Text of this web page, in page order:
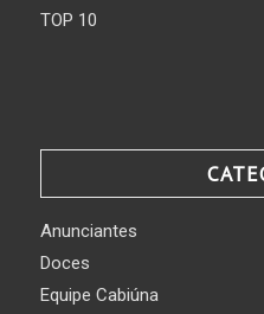
TOP 10
Anunciantes
Doces
Equipe Cabiúna